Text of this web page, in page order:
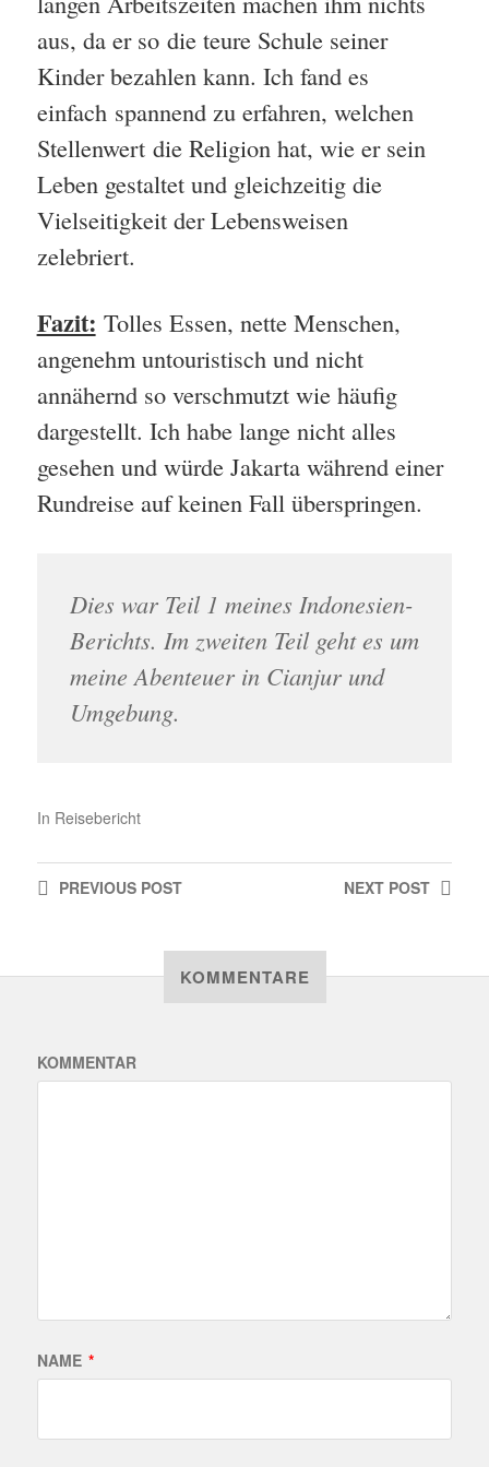
aus, da er so die teure Schule seiner
Kinder bezahlen kann. Ich fand es
einfach spannend zu erfahren, welchen
Stellenwert die Religion hat, wie er sein
Leben gestaltet und gleichzeitig die
Vielseitigkeit der Lebensweisen
zelebriert.
Fazit: Tolles Essen, nette Menschen,
angenehm untouristisch und nicht
annähernd so verschmutzt wie häufig
dargestellt. Ich habe lange nicht alles
gesehen und würde Jakarta während einer
Rundreise auf keinen Fall überspringen.
Dies war Teil 1 meines Indonesien-
Berichts. Im zweiten Teil geht es um
meine Abenteuer in Cianjur und
Umgebung.
In Reisebericht
NEXT POST
PREVIOUSPOST
KOMMENTARE
KOMMENTAR
NAME *